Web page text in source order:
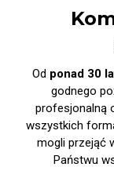
Od ponad 30
godnego
profesjonalną
wszystkich
mogli przejąć
Państwu